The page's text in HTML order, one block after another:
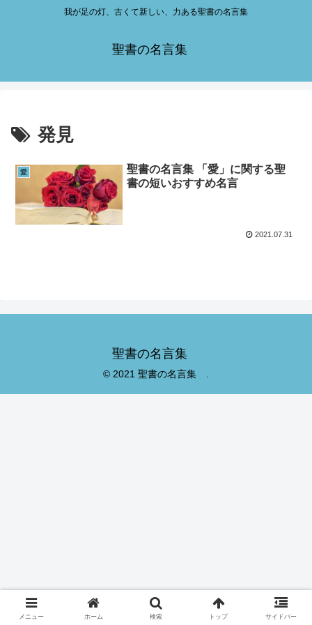
我が足の灯、古くて新しい、力ある聖書の名言集
聖書の名言集
発見
愛
聖書の名言集 「愛」に関する聖
書の短いおすすめ名言
2021.07.31
聖書の名言集
© 2021 聖書の名言集 .
メニュー ホーム 検索 トップ サイドバー